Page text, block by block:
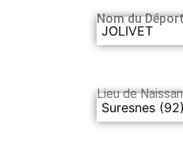
Nom du
JOLIVET
Lieu de
Suresnes (92)